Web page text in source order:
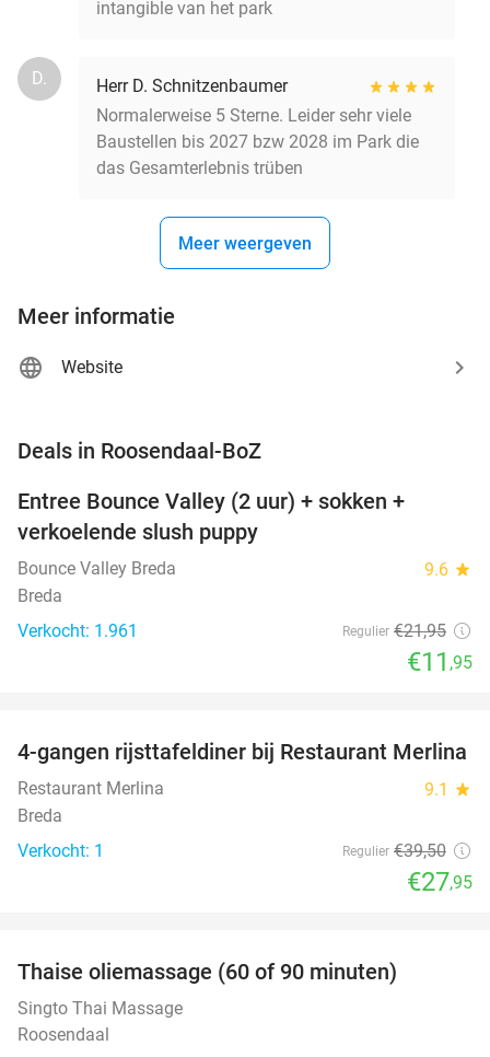
intangible van het park
D.
Herr D. Schnitzenbaumer
Normalerweise 5 Sterne. Leider sehr viele
Baustellen bis 2027 bzw 2028 im Park die
das Gesamterlebnis trüben
Meer weergeven
Meer informatie
Website
Deals in Roosendaal-BoZ
Entree Bounce Valley (2 uur) + sokken +
verkoelende slush puppy
Bounce Valley Breda 9.6 star
Breda
Verkocht: 1.961
Regulier €21,95
€11 ,95
29%
NEW
TODAY
4-gangen rijsttafeldiner bij Restaurant Merlina
Restaurant Merlina 9.1 star
Breda
Verkocht: 1
Regulier €39,50
€27,95
Thaise oliemassage (60 of 90 minuten)
Singto Thai Massage
Roosendaal